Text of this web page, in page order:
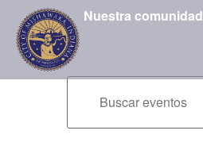
Nuestra comunidad
Navegación
de
Introduce
palabra